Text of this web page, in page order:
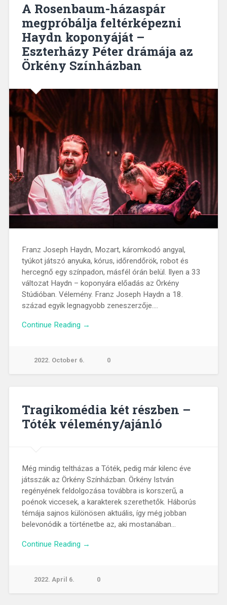
A Rosenbaum-házaspár
megpróbálja feltérképezni
Haydn koponyáját –
Eszterházy Péter drámája az
Örkény Színházban
Franz Joseph Haydn, Mozart, káromkodó angyal,
tyúkot játszó anyuka, kórus, időrendőrök, robot és
hercegnő egy színpadon, másfél órán belül. Ilyen a 33
változat Haydn – koponyára előadás az Örkény
Stúdióban. Vélemény. Franz Joseph Haydn a 18.
század egyik legnagyobb zeneszerzője….
Continue Reading →
2022. October 6. 0
Tragikomédia két részben –
Tóték vélemény/ajánló
Még mindig teltházas a Tóték, pedig már kilenc éve
játsszák az Örkény Színházban. Örkény István
regényének feldolgozása továbbra is korszerű, a
poénok viccesek, a karakterek szerethetők. Háborús
témája sajnos különösen aktuális, így még jobban
belevonódik a történetbe az, aki mostanában…
Continue Reading →
2022. April 6. 0